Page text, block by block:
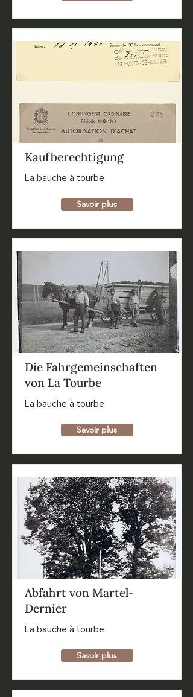
Kaufberechtigung
La bauche à tourbe
Savoir plus
Die Fahrgemeinschaften
von La Tourbe
La bauche à tourbe
Savoir plus
Abfahrt von Martel-
Dernier
La bauche à tourbe
Savoir plus